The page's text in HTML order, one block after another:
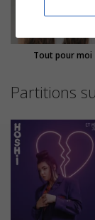
Tout pour moi
Partitions